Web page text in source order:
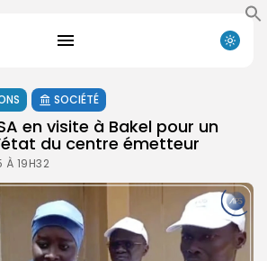
SOCIÉTÉ
en visite à Bakel pour un
du centre émetteur
À 19H32